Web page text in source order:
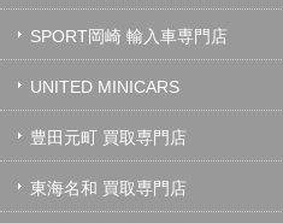
SPORT岡崎 輸入車専門店
UNITED MINICARS
豊田元町 買取専門店
東海名和 買取専門店